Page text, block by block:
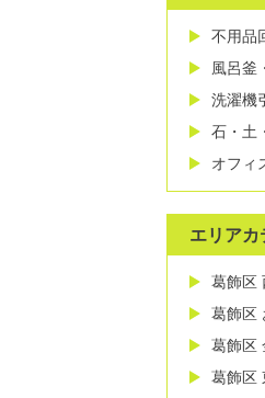
不用品
風呂釜
洗濯機
石・土
オフィ
エリアカ
葛飾区
葛飾区
葛飾区
葛飾区